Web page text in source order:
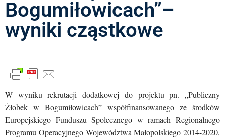
Bogumiłowicach”–
wyniki cząstkowe
W wyniku rekrutacji dodatkowej do projektu pn. „Publiczny
Żłobek w Bogumiłowicach” współfinansowanego ze środków
Europejskiego Funduszu Społecznego w ramach Regionalnego
Programu Operacyjnego Województwa Małopolskiego 2014-2020,